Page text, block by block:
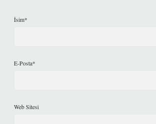
İsim*
E-Posta*
Web Sitesi